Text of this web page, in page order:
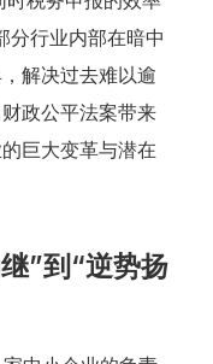
分行业内部在暗中
解决过去难以逾
政公平法案带来
巨大变革与潜在
”到“逆势扬